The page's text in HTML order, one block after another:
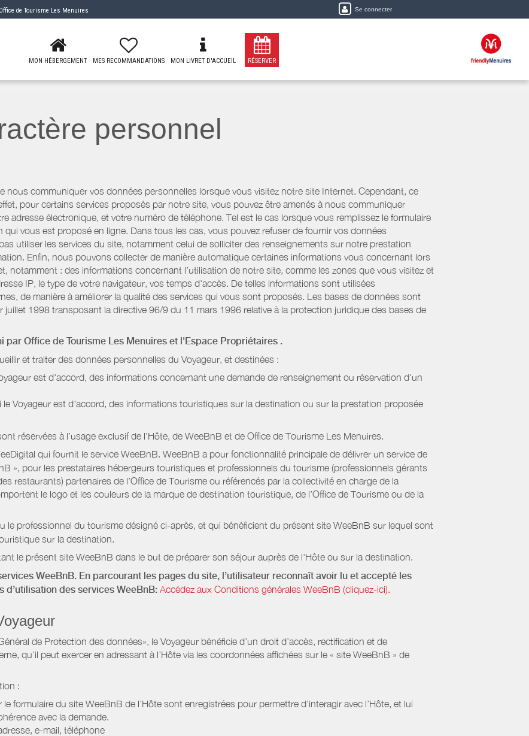
Office de Tourisme Les Menuires Se connecter
MON HÉBERGEMENT MES RECOMMANDATIONS MON LIVRET D'ACCUEIL RÉSERVER
personnel
nous communiquer vos données personnelles lorsque vous visitez notre site Internet. Cependant, ce
pour certains services proposés par notre site, vous pouvez être amenés à nous communiquer
adresse électronique, et votre numéro de téléphone. Tel est le cas lorsque vous remplissez le formulaire
qui vous est proposé en ligne. Dans tous les cas, vous pouvez refuser de fournir vos données
utiliser les services du site, notamment celui de solliciter des renseignements sur notre prestation
Enfin, nous pouvons collecter de manière automatique certaines informations vous concernant lors
notamment : des informations concernant l’utilisation de notre site, comme les zones que vous visitez et
IP, le type de votre navigateur, vos temps d'accès. De telles informations sont utilisées
de manière à améliorer la qualité des services qui vous sont proposés. Les bases de données sont
1998 transposant la directive 96/9 du 11 mars 1996 relative à la protection juridique des bases de
par Office de Tourisme Les Menuires et l'Espace Propriétaires .
et traiter des données personnelles du Voyageur, et destinées :
est d'accord, des informations concernant une demande de renseignement ou réservation d'un
le Voyageur est d'accord, des informations touristiques sur la destination ou sur la prestation proposée
réservées à l’usage exclusif de l’Hôte, de WeeBnB et de Office de Tourisme Les Menuires.
qui fournit le service WeeBnB. WeeBnB a pour fonctionnalité principale de délivrer un service de
», pour les prestataires hébergeurs touristiques et professionnels du tourisme (professionnels gérants
restaurants) partenaires de l’Office de Tourisme ou référencés par la collectivité en charge de la
le logo et les couleurs de la marque de destination touristique, de l’Office de Tourisme ou de la
le professionnel du tourisme désigné ci-après, et qui bénéficient du présent site WeeBnB sur lequel sont
sur la destination.
le présent site WeeBnB dans le but de préparer son séjour auprès de l'Hôte ou sur la destination.
WeeBnB. En parcourant les pages du site, l’utilisateur reconnaît avoir lu et accepté les
des services WeeBnB: Accédez aux Conditions générales WeeBnB (cliquez-ici).
de Protection des données», le Voyageur bénéficie d’un droit d’accès, rectification et de
qu’il peut exercer en adressant à l’Hôte via les coordonnées affichées sur le « site WeeBnB » de
:
formulaire du site WeeBnB de l’Hôte sont enregistrées pour permettre d’interagir avec l’Hôte, et lui
avec la demande.
e-mail, téléphone